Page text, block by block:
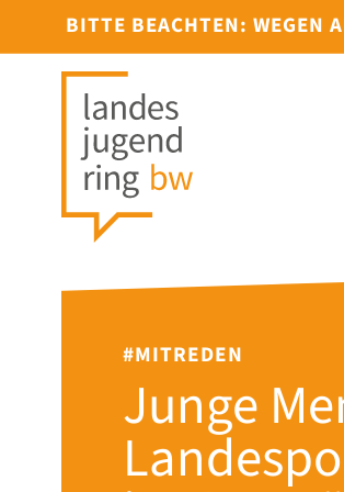
BITTE BEACHTEN: WEGEN
#MITREDEN
Junge